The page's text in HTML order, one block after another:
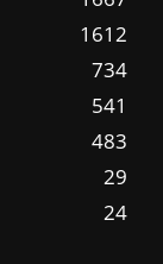
1612
734
541
483
29
24